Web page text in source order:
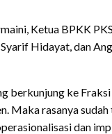
Ketua BPKK
Hidayat, dan
berkunjung ke
Maka rasanya
dan